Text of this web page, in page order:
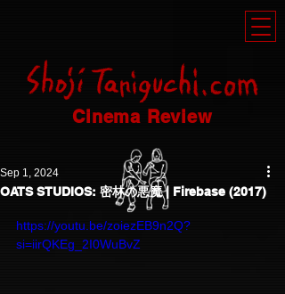
Cinema Review
OATS STUDIOS: 密林の悪魔 | Firebase (2017)
Sep 1, 2024
https://youtu.be/zoiezEB9n2Q?
si=iirQKEg_2I0WuBvZ